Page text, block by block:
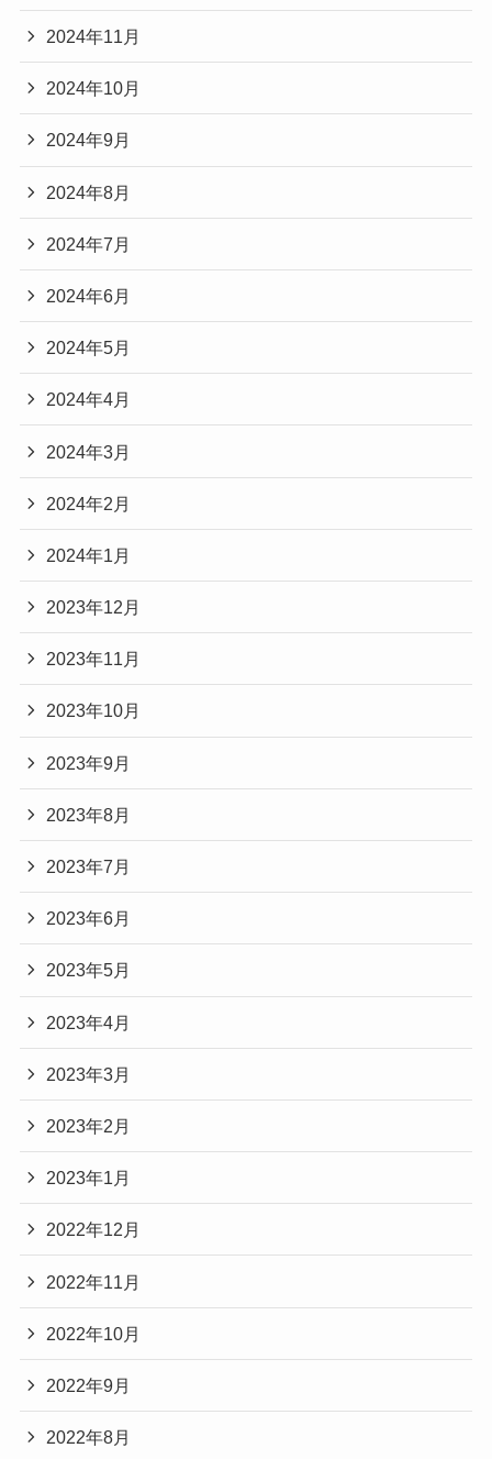
2024年11月
2024年10月
2024年9月
2024年8月
2024年7月
2024年6月
2024年5月
2024年4月
2024年3月
2024年2月
2024年1月
2023年12月
2023年11月
2023年10月
2023年9月
2023年8月
2023年7月
2023年6月
2023年5月
2023年4月
2023年3月
2023年2月
2023年1月
2022年12月
2022年11月
2022年10月
2022年9月
2022年8月